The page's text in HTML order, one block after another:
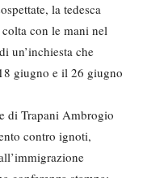
la tedesca
con le mani nel
un’inchiesta che
giugno e il 26 giugno
di Trapani Ambrogio
contro ignoti,